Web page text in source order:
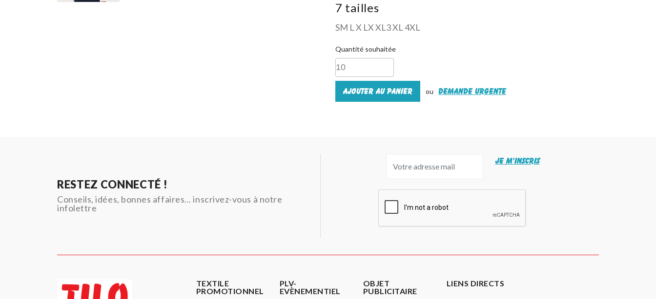
7 tailles
SM L X LX XL3 XL 4XL
Quantité souhaitée
Ajouter au panier ou Demande urgente
RESTEZ CONNECTÉ !
Conseils, idées, bonnes affaires... inscrivez-vous à notre
infolettre
JE M'INSCRIS
TEXTILE
PROMOTIONNEL
PLV-
EVÈNEMENTIEL
OBJET
PUBLICITAIRE
LIENS DIRECTS